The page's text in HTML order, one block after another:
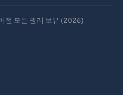
전 모든 권리 보유 (2026)